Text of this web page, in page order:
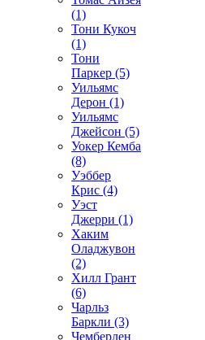
(1)
Тони Кукоч
(1)
Тони
Паркер (5)
Уильямс
Дерон (1)
Уильямс
Джейсон (5)
Уокер Кемба
(8)
Уэббер
Крис (4)
Уэст
Джерри (1)
Хаким
Оладжувон
(2)
Хилл Грант
(6)
Чарльз
Баркли (3)
Чемберлен